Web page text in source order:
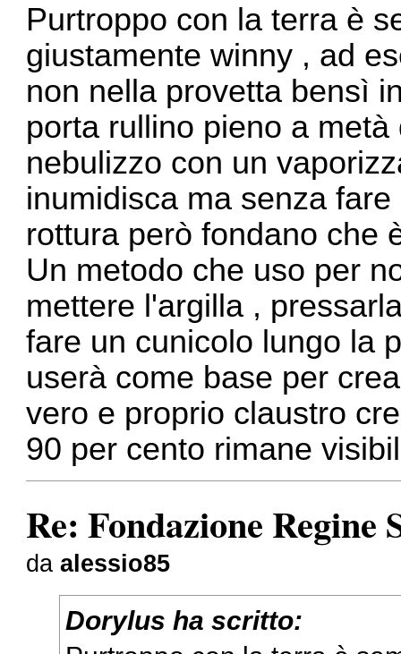
Purtroppo con la terra è
giustamente winny , ad
non nella provetta bensì
porta rullino pieno a
nebulizzo con un
inumidisca ma senza
rottura però fondano che
Un metodo che uso per
mettere l'argilla ,
fare un cunicolo lungo la
userà come base per
vero e proprio claustro
90 per cento rimane
Re: Fondazione Regine
daalessio85
Dorylus ha scritto: